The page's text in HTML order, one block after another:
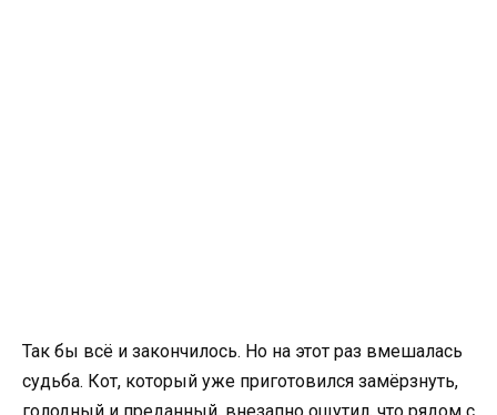
Так бы всё и закончилось. Но на этот раз вмешалась
судьба. Кот, который уже приготовился замёрзнуть,